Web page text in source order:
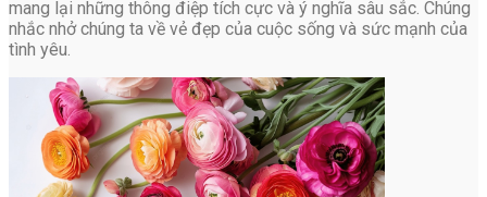
mang lại những thông điệp tích cực và ý nghĩa sâu sắc. Chúng
nhắc nhở chúng ta về vẻ đẹp của cuộc sống và sức mạnh của
tình yêu.